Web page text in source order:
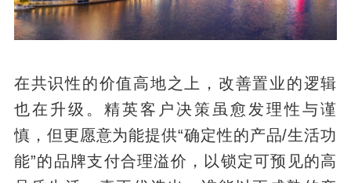
在共识性的价值高地之上，改善置业的逻辑
也在升级。精英客户决策虽愈发理性与谨
慎，但更愿意为能提供“确定性的产品/生活功
能”的品牌支付合理溢价，以锁定可预见的高